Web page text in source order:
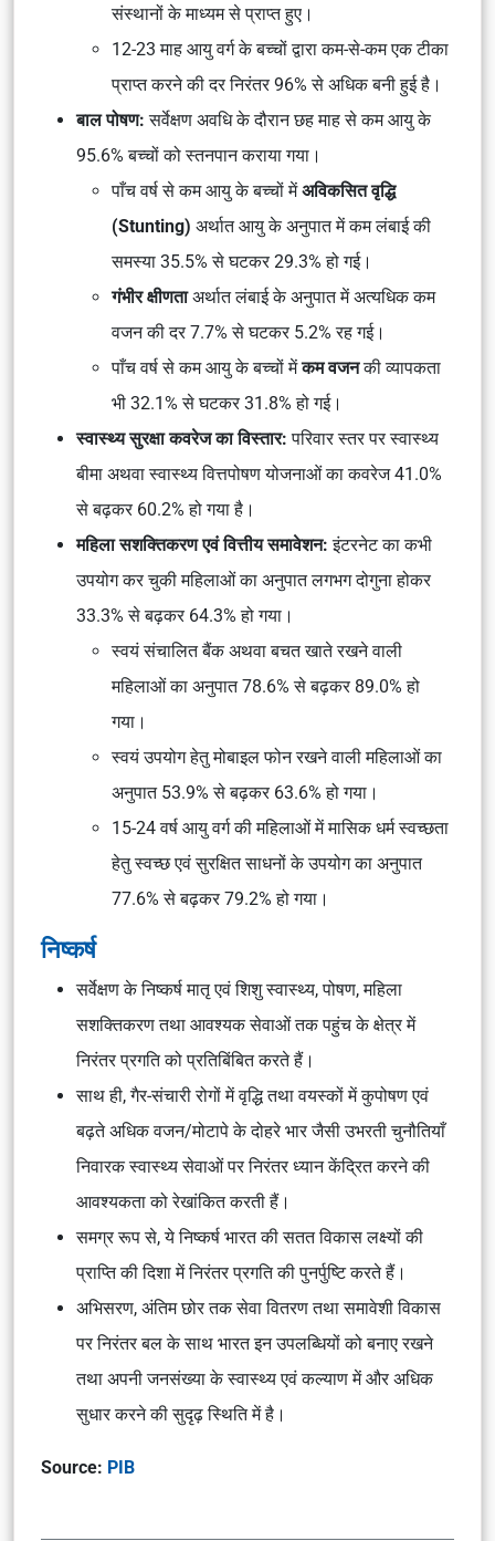
संस्थानों के माध्यम से प्राप्त हुए।
12-23 माह आयु वर्ग के बच्चों द्वारा कम-से-कम एक टीका
प्राप्त करने की दर निरंतर 96% से अधिक बनी हुई है।
बाल पोषण:सर्वेक्षण अवधि के दौरान छह माह से कम आयु के
95.6% बच्चों को स्तनपान कराया गया।
पाँच वर्ष से कम आयु के बच्चों मेंअविकसित वृद्धि
(Stunting) अर्थात आयु के अनुपात में कम लंबाई की
समस्या 35.5% से घटकर 29.3% हो गई।
गंभीर क्षीणताअर्थात लंबाई के अनुपात में अत्यधिक कम
वजन की दर 7.7% से घटकर 5.2% रह गई।
पाँच वर्ष से कम आयु के बच्चों मेंकम वजनकी व्यापकता
भी 32.1% से घटकर 31.8% हो गई।
स्वास्थ्य सुरक्षा कवरेज का विस्तार:परिवार स्तर पर स्वास्थ्य
बीमा अथवा स्वास्थ्य वित्तपोषण योजनाओं का कवरेज 41.0%
से बढ़कर 60.2% हो गया है।
महिला सशक्तिकरण एवं वित्तीय समावेशन:इंटरनेट का कभी
उपयोग कर चुकी महिलाओं का अनुपात लगभग दोगुना होकर
33.3% से बढ़कर 64.3% हो गया।
स्वयं संचालित बैंक अथवा बचत खाते रखने वाली
महिलाओं का अनुपात 78.6% से बढ़कर 89.0% हो
गया।
स्वयं उपयोग हेतु मोबाइल फोन रखने वाली महिलाओं का
अनुपात 53.9% से बढ़कर 63.6% हो गया।
15-24 वर्ष आयु वर्ग की महिलाओं में मासिक धर्म स्वच्छता
हेतु स्वच्छ एवं सुरक्षित साधनों के उपयोग का अनुपात
77.6% से बढ़कर 79.2% हो गया।
निष्कर्ष
सर्वेक्षण के निष्कर्ष मातृ एवं शिशु स्वास्थ्य, पोषण, महिला
सशक्तिकरण तथा आवश्यक सेवाओं तक पहुंच के क्षेत्र में
निरंतर प्रगति को प्रतिबिंबित करते हैं।
साथ ही, गैर-संचारी रोगों में वृद्धि तथा वयस्कों में कुपोषण एवं
बढ़ते अधिक वजन/मोटापे के दोहरे भार जैसी उभरती चुनौतियाँ
निवारक स्वास्थ्य सेवाओं पर निरंतर ध्यान केंद्रित करने की
आवश्यकता को रेखांकित करती हैं।
समग्र रूप से, ये निष्कर्ष भारत की सतत विकास लक्ष्यों की
प्राप्ति की दिशा में निरंतर प्रगति की पुनर्पुष्टि करते हैं।
अभिसरण, अंतिम छोर तक सेवा वितरण तथा समावेशी विकास
पर निरंतर बल के साथ भारत इन उपलब्धियों को बनाए रखने
तथा अपनी जनसंख्या के स्वास्थ्य एवं कल्याण में और अधिक
सुधार करने की सुदृढ़ स्थिति में है।
Source: PIB